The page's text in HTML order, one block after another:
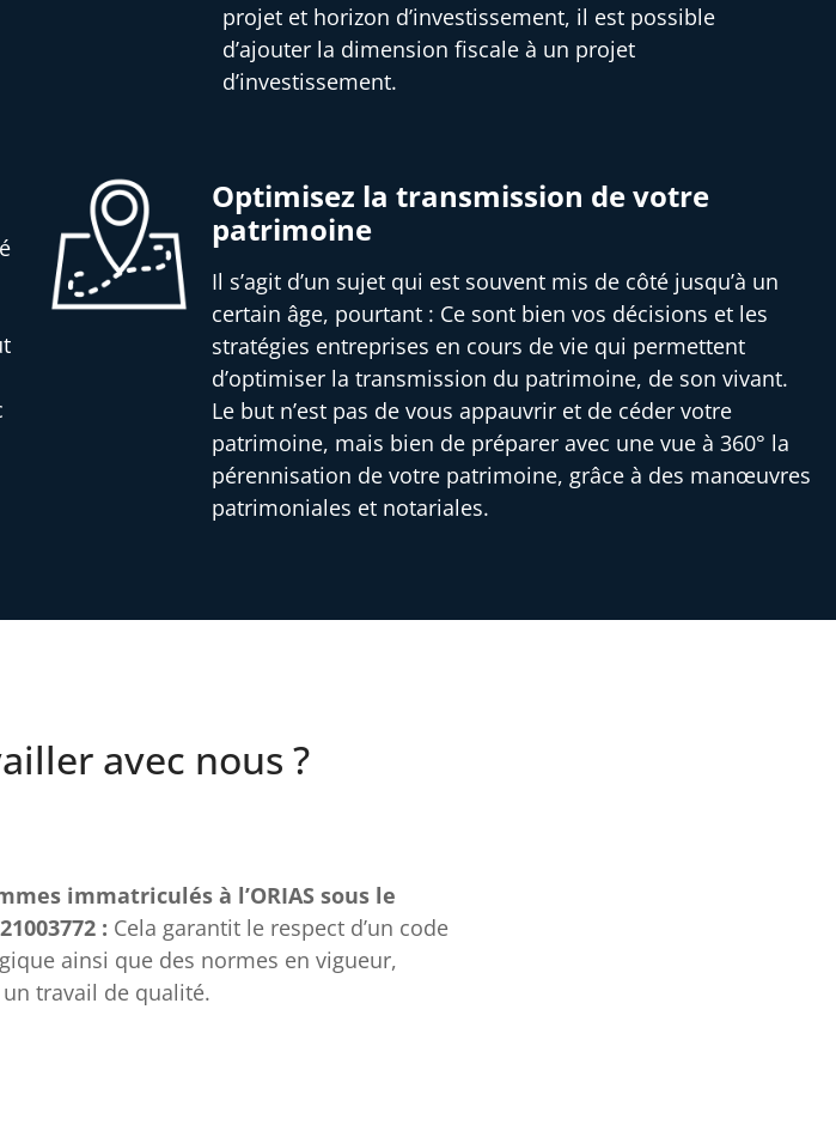
projet et horizon d’investissement, il est possible
d’ajouter la dimension fiscale à un projet
d’investissement.
Optimisez la transmission de votre
patrimoine
Il s’agit d’un sujet qui est souvent mis de côté jusqu’à un
certain âge, pourtant : Ce sont bien vos décisions et les
stratégies entreprises en cours de vie qui permettent
d’optimiser la transmission du patrimoine, de son vivant.
Le but n’est pas de vous appauvrir et de céder votre
patrimoine, mais bien de préparer avec une vue à 360° la
pérennisation de votre patrimoine, grâce à des manœuvres
patrimoniales et notariales.
avec nous ?
immatriculés à l’ORIAS sous le
: Cela garantit le respect d’un code
ainsi que des normes en vigueur,
travail de qualité.